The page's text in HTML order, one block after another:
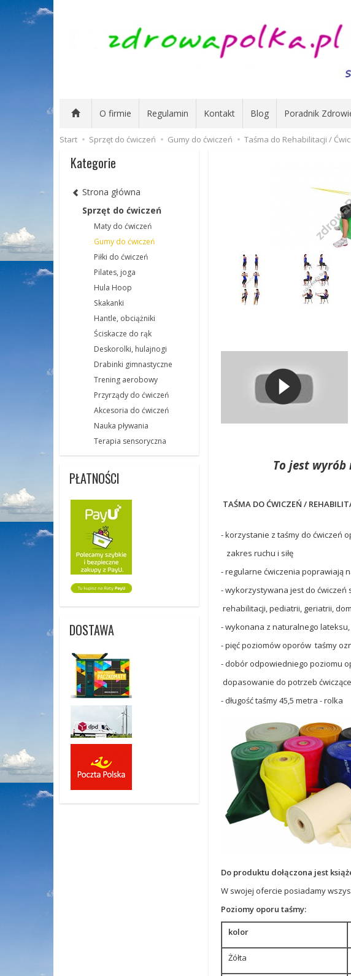
O firmie Regulamin Kontakt Blog Poradnik
Start Sprzęt do ćwiczeń Gumy do ćwiczeń Taśma do Rehabilitacji /
To jest wyrób
TAŚMA DO ĆWICZEŃ /
- korzystanie z taśmy do ćwiczeń
zakres ruchu i siłę
- regularne ćwiczenia poprawiają
- wykorzystywana jest do ćwiczeń
rehabilitacji, pediatrii, geriatrii,
- wykonana z naturalnego
- pięć poziomów oporów taśmy
- dobór odpowiedniego poziomu
dopasowanie do potrzeb
- długość taśmy 45,5 metra - rolka
Do produktu dołączona jest
W swojej ofercie posiadamy
Poziomy oporu taśmy:
kolor
Żółta
Kategorie
Strona główna
Sprzęt do ćwiczeń
Maty do ćwiczeń
Gumy do ćwiczeń
Piłki do ćwiczeń
Pilates, joga
Hula Hoop
Skakanki
Hantle, obciążniki
Ściskacze do rąk
Deskorolki, hulajnogi
Drabinki gimnastyczne
Trening aerobowy
Przyrządy do ćwiczeń
Akcesoria do ćwiczeń
Nauka pływania
Terapia sensoryczna
PŁATNOŚCI
DOSTAWA